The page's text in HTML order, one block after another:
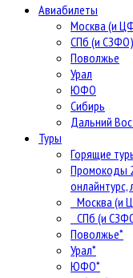
Авиабилеты
Москва (и
СПб (и СЗФО)
Поволжье
Урал
ЮФО
Сибирь
Дальний
Туры
Горящие
Промокоды
онлайнтурс,
Москва (и
СПб (и
Поволжье*
Урал*
ЮФО*